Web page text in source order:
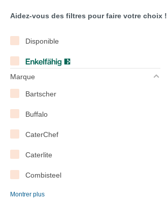
Aidez-vous des filtres pour faire votre choix !
Disponible
Marque
Bartscher
Buffalo
CaterChef
Caterlite
Combisteel
Cuistance
Montrer plus